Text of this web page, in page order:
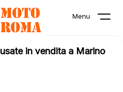
Menu
in vendita a Marino